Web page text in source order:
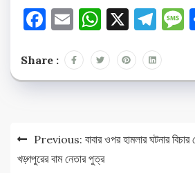
Facebook
EmailX
Share :
Post
navigation
Previous: বাবার ওপর হামলার ঘটনার
খড়্গপুরের বাম নেতার পুত্র